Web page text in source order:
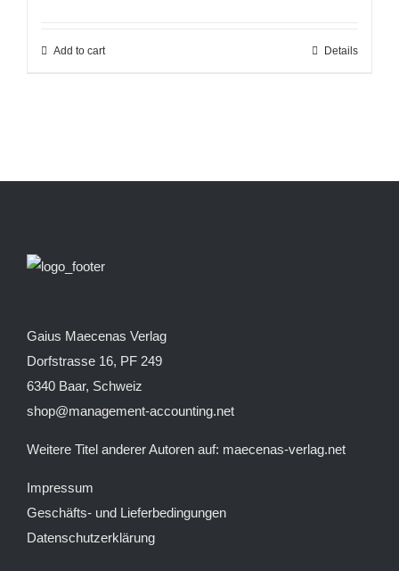
Add to cart Details
Gaius Maecenas Verlag
Dorfstrasse 16, PF 249
6340 Baar, Schweiz
shop@management-accounting.net
Weitere Titel anderer Autoren auf: maecenas-verlag.net
Impressum
Geschäfts- und Lieferbedingungen
Datenschutzerklärung